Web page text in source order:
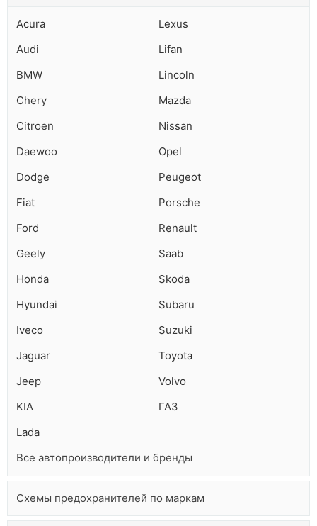
Acura
Lexus
Audi
Lifan
BMW
Lincoln
Chery
Mazda
Citroen
Nissan
Daewoo
Opel
Dodge
Peugeot
Fiat
Porsche
Ford
Renault
Geely
Saab
Honda
Skoda
Hyundai
Subaru
Iveco
Suzuki
Jaguar
Toyota
Jeep
Volvo
KIA
ГАЗ
Lada
Все автопроизводители и бренды
Схемы предохранителей по маркам